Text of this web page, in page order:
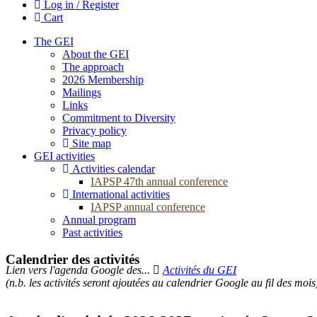
Log in / Register
Cart
The GEI
About the GEI
The approach
2026 Membership
Mailings
Links
Commitment to Diversity
Privacy policy
Site map
GEI activities
Activities calendar
IAPSP 47th annual conference
International activities
IAPSP annual conference
Annual program
Past activities
Calendrier des activités
Lien vers l'agenda Google des...
Activités du GEI
(n.b. les activités seront ajoutées au calendrier Google au fil des